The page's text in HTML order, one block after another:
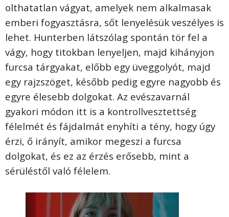
olthatatlan vágyat, amelyek nem alkalmasak
emberi fogyasztásra, sőt lenyelésük veszélyes is
lehet. Hunterben látszólag spontán tör fel a
vágy, hogy titokban lenyeljen, majd kihányjon
furcsa tárgyakat, előbb egy üveggolyót, majd
egy rajzszöget, később pedig egyre nagyobb és
egyre élesebb dolgokat. Az evészavarnál
gyakori módon itt is a kontrollvesztettség
félelmét és fájdalmát enyhíti a tény, hogy úgy
érzi, ő irányít, amikor megeszi a furcsa
dolgokat, és ez az érzés erősebb, mint a
sérüléstől való félelem.